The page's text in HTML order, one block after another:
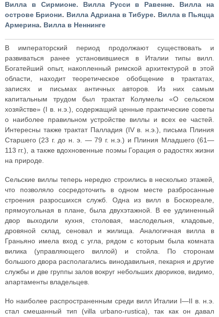
Вилла в Сирмионе. Вилла Русси в Равенне. Вилла на
острове Бриони. Вилла Адриана в Тибуре. Вилла в Пьяцца
Армерина. Вилла в Неннинге
В императорский период продолжают существовать и
развиваться ранее установившиеся в Италии типы вилл.
Богатейший опыт, накопленный римской архитектурой в этой
области, находит теоретическое обобщение в трактатах,
записях и письмах античных авторов. Из них самым
капитальным трудом был трактат Колумелы «О сельском
хозяйстве» (I в. н.э.), содержащий ценные практические советы
о наиболее правильном устройстве виллы и всех ее частей.
Интересны также трактат Палладия (IV в. н.э.), письма Плиния
Старшего (23 г. до н. э. — 79 г. н.э.) и Плиния Младшего (61—
113 гг.), а также вдохновенные поэмы Горация о радостях жизни
на природе.
Сельские виллы теперь нередко строились в несколько этажей,
что позволяло сосредоточить в одном месте разбросанные
строения разросшихся служб. Одна из вилл в Боскореале,
прямоугольная в плане, была двухэтажной. В ее удлиненный
двор выходили кухня, столовая, маслодельня, кладовые,
дровяной склад, сеновал и жилища. Аналогичная вилла в
Граньяно имела вход с угла, рядом с которым была комната
вилика (управляющего виллой) и стойла. По сторонам
большого двора располагались винодавильня, пекарня и другие
службы и две группы залов вокруг небольших двориков, видимо,
апартаменты владельцев.
Но наиболее распространенным среди вилл Италии I—II в. н.э.
стал смешанный тип (villa urbano-rustica), так как он давал